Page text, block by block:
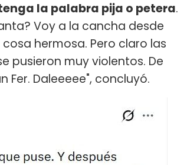
la palabra pija o petera.
Voy a la cancha desde
hermosa. Pero claro las
pusieron muy violentos. De
Daleeeee", concluyó.